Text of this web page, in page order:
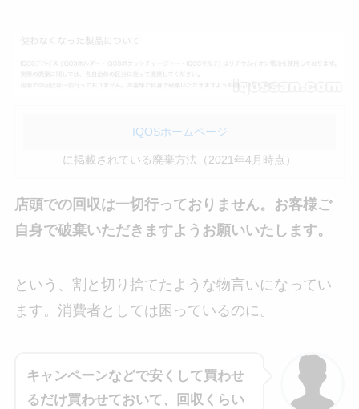
IQOSホームページ
に掲載されている廃棄方法（2021年4月時点）
店頭での回収は一切行っておりません。お客様ご
自身で破棄いただきますようお願いいたします。
という、割と切り捨てたような物言いになってい
ます。消費者としては困っているのに。
キャンペーンなどで安くして買わせ
るだけ買わせておいて、回収くらい